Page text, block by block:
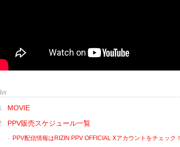
MOVIE
PPV販売スケジュール一覧
PPV配信情報はRIZIN PPV OFFICIAL Xアカウントをチェック！